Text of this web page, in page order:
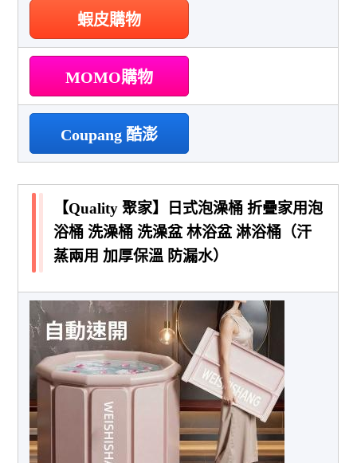
蝦皮購物
MOMO購物
Coupang 酷澎
【Quality 聚家】日式泡澡桶 折疊家用泡
浴桶 洗澡桶 洗澡盆 林浴盆 淋浴桶（汗
蒸兩用 加厚保溫 防漏水）